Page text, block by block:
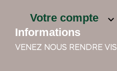
Votre compte 
Informations
VENEZ NOUS RENDRE